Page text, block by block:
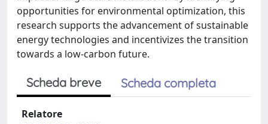
opportunities for environmental optimization, this
research supports the advancement of sustainable
energy technologies and incentivizes the transition
towards a low-carbon future.
Scheda breve Scheda completa
Relatore